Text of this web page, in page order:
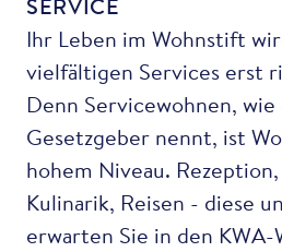
Ihr Leben im Wohnstift
vielfältigen Services erst
Denn Servicewohnen, wie
Gesetzgeber nennt, ist
hohem Niveau.
Kulinarik, Reisen - diese
erwarten Sie in den